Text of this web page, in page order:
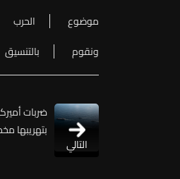
موضوع
الحرب
ونقوم
بالتنسيق
التالي
ضربات
بتهريبها